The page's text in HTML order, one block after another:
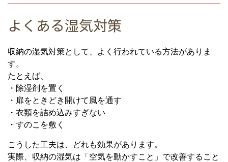
よくある湿気対策
収納の湿気対策として、よく行われている方法がありま
す。
たとえば、
・除湿剤を置く
・扉をときどき開けて風を通す
・衣類を詰め込みすぎない
・すのこを敷く
こうした工夫は、どれも効果があります。
実際、収納の湿気は「空気を動かすこと」で改善すること